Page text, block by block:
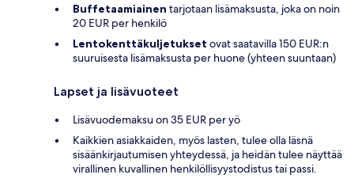
Buffetaamiainen tarjotaan lisämaksusta, joka on noin
20 EUR per henkilö
Lentokenttäkuljetukset ovat saatavilla 150 EUR:n
suuruisesta lisämaksusta per huone (yhteen suuntaan)
Lapset ja lisävuoteet
Lisävuodemaksu on 35 EUR per yö
Kaikkien asiakkaiden, myös lasten, tulee olla läsnä
sisäänkirjautumisen yhteydessä, ja heidän tulee näyttää
virallinen kuvallinen henkilöllisyystodistus tai passi.